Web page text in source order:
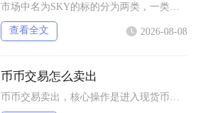
查看全文 2026-08-08
币币交易怎么卖出